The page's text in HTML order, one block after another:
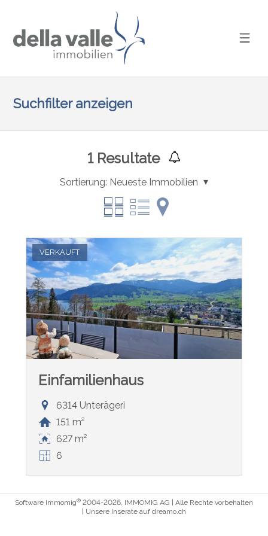
Suchfilter anzeigen
1Resultate
Sortierung: Neueste Immobilien
VERKAUFT
Einfamilienhaus
6314 Unterägeri
151 m²
627 m²
6
Software Immomig® 2004-2026, IMMOMIG AG | Alle Rechte vorbehalten
| Unsere Inserate auf dreamo.ch